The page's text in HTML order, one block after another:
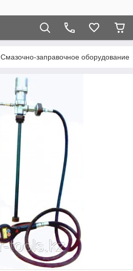
Смазочно-заправочное оборудование